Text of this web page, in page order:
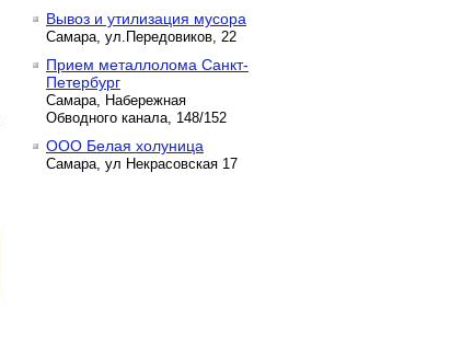
Вывоз и утилизация мусора
Самара, ул.Передовиков, 22
Прием металлолома Санкт-
Петербург
Самара, Набережная
Обводного канала, 148/152
ООО Белая холуница
Самара, ул Некрасовская 17